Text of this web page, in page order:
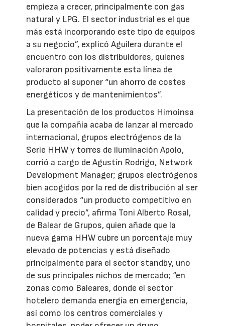
empieza a crecer, principalmente con gas
natural y LPG. El sector industrial es el que
más está incorporando este tipo de equipos
a su negocio”, explicó Aguilera durante el
encuentro con los distribuidores, quienes
valoraron positivamente esta línea de
producto al suponer “un ahorro de costes
energéticos y de mantenimientos”.
La presentación de los productos Himoinsa
que la compañía acaba de lanzar al mercado
internacional, grupos electrógenos de la
Serie HHW y torres de iluminación Apolo,
corrió a cargo de Agustín Rodrigo, Network
Development Manager; grupos electrógenos
bien acogidos por la red de distribución al ser
considerados “un producto competitivo en
calidad y precio”, afirma Toni Alberto Rosal,
de Balear de Grupos, quien añade que la
nueva gama HHW cubre un porcentaje muy
elevado de potencias y está diseñado
principalmente para el sector standby, uno
de sus principales nichos de mercado; “en
zonas como Baleares, donde el sector
hotelero demanda energía en emergencia,
así como los centros comerciales y